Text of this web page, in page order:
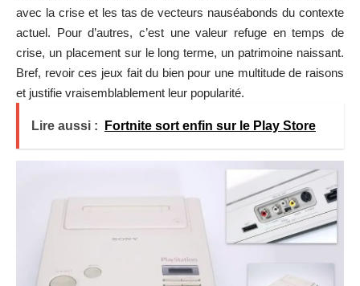
avec la crise et les tas de vecteurs nauséabonds du contexte
actuel. Pour d’autres, c’est une valeur refuge en temps de
crise, un placement sur le long terme, un patrimoine naissant.
Bref, revoir ces jeux fait du bien pour une multitude de raisons
et justifie vraisemblablement leur popularité.
Lire aussi : Fortnite sort enfin sur le Play Store